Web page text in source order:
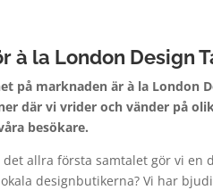
à la London Design
på marknaden är à la London
där vi vrider och vänder på
besökare.
det allra första samtalet gör vi en
designbutikerna? Vi har